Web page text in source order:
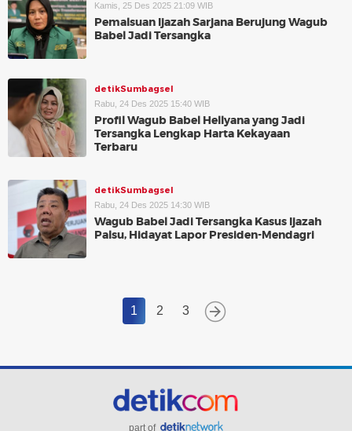
Kamis, 25 Des 2025 21:09 WIB
Pemalsuan Ijazah Sarjana Berujung Wagub
Babel Jadi Tersangka
detikSumbagsel
Rabu, 24 Des 2025 15:40 WIB
Profil Wagub Babel Hellyana yang Jadi
Tersangka Lengkap Harta Kekayaan
Terbaru
detikSumbagsel
Rabu, 24 Des 2025 14:30 WIB
Wagub Babel Jadi Tersangka Kasus Ijazah
Palsu, Hidayat Lapor Presiden-Mendagri
1 2 3
part of